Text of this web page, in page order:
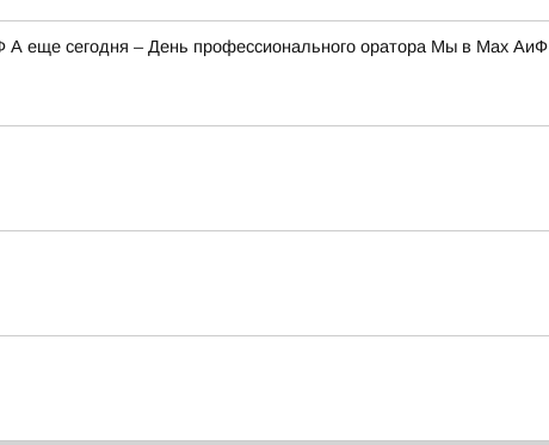
еще сегодня – День профессионального оратора Мы в Мах АиФ